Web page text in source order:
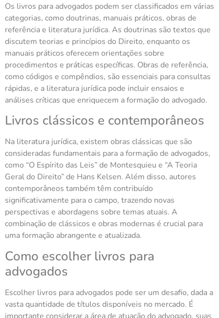
Os livros para advogados podem ser classificados em várias
categorias, como doutrinas, manuais práticos, obras de
referência e literatura jurídica. As doutrinas são textos que
discutem teorias e princípios do Direito, enquanto os
manuais práticos oferecem orientações sobre
procedimentos e práticas específicas. Obras de referência,
como códigos e compêndios, são essenciais para consultas
rápidas, e a literatura jurídica pode incluir ensaios e
análises críticas que enriquecem a formação do advogado.
Livros clássicos e contemporâneos
Na literatura jurídica, existem obras clássicas que são
consideradas fundamentais para a formação de advogados,
como “O Espírito das Leis” de Montesquieu e “A Teoria
Geral do Direito” de Hans Kelsen. Além disso, autores
contemporâneos também têm contribuído
significativamente para o campo, trazendo novas
perspectivas e abordagens sobre temas atuais. A
combinação de clássicos e obras modernas é crucial para
uma formação abrangente e atualizada.
Como escolher livros para
advogados
Escolher livros para advogados pode ser um desafio, dada a
vasta quantidade de títulos disponíveis no mercado. É
importante considerar a área de atuação do advogado, suas